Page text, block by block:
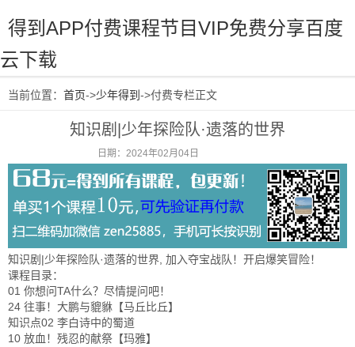
得到APP付费课程节目VIP免费分享百度
云下载
当前位置： 首页->少年得到 ->付费专栏正文
知识剧|少年探险队·遗落的世界
日期：2024年02月04日
知识剧|少年探险队·遗落的世界, 加入夺宝战队！开启爆笑冒险！
课程目录：
01 你想问TA什么？尽情提问吧！
24 往事！大鹏与貔貅【马丘比丘】
知识点02 李白诗中的蜀道
10 放血！残忍的献祭【玛雅】